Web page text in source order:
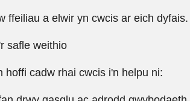
ffeiliau a elwir yn cwcis ar eich
safle weithio
hoffi cadw rhai cwcis i'n helpu ni: